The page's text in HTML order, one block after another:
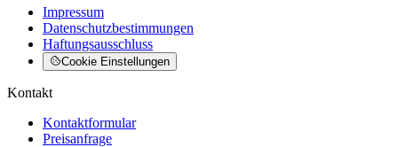
Impressum
Datenschutzbestimmungen
Haftungsausschluss
Cookie Einstellungen
Kontakt
Kontaktformular
Preisanfrage